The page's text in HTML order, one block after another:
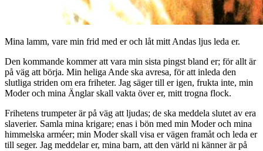
Mina lamm, vare min frid med er och låt mitt Andas ljus leda er.
Den kommande kommer att vara min sista pingst bland er; för allt är
på väg att börja. Min heliga Ande ska avresa, för att inleda den
slutliga striden om era friheter. Jag säger till er igen, frukta inte, min
Moder och mina Änglar skall vakta över er, mitt trogna flock.
Frihetens trumpeter är på väg att ljudas; de ska meddela slutet av era
slaverier. Samla mina krigare; enas i bön med min Moder och mina
himmelska arméer; min Moder skall visa er vägen framåt och leda er
till seger. Jag meddelar er, mina barn, att den värld ni känner är på